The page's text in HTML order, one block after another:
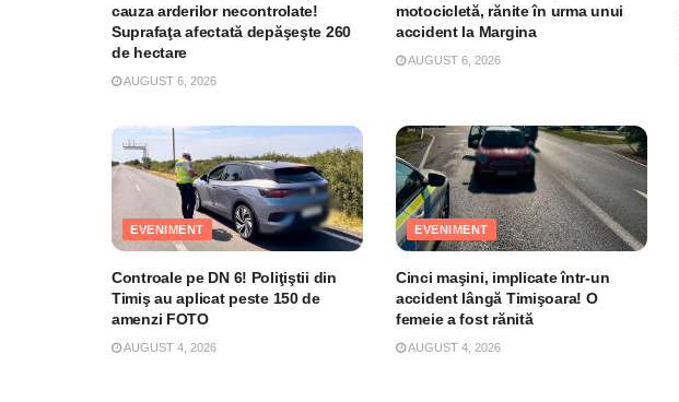
cauza arderilor necontrolate!
Suprafaţa afectată depăşeşte 260
de hectare
AUGUST 6, 2026
motocicletă, rănite în urma unui
accident la Margina
AUGUST 6, 2026
EVENIMENT
Controale pe DN 6! Poliţiştii din
Timiş au aplicat peste 150 de
amenzi FOTO
AUGUST 4, 2026
EVENIMENT
Cinci maşini, implicate într-un
accident lângă Timişoara! O
femeie a fost rănită
AUGUST 4, 2026